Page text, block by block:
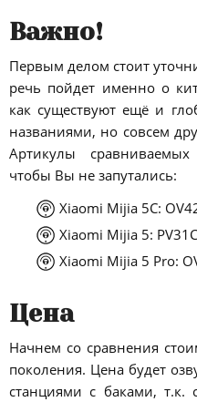
Важно!
Первым делом стоит
речь пойдет именно о
как существуют ещё и
названиями, но совсем
Артикулы
чтобы Вы не запутались:
Xiaomi Mijia 5C:
Xiaomi Mijia 5:
Xiaomi Mijia 5 Pro:
Цена
Начнем со сравнения
поколения. Цена будет
станциями с баками,